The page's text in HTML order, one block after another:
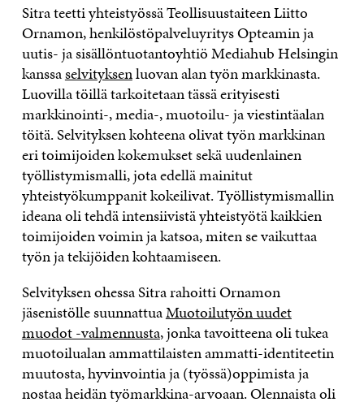
Sitra teetti yhteistyössä Teollisuustaiteen Liitto
Ornamon, henkilöstöpalveluyritys Opteamin ja
uutis- ja sisällöntuotantoyhtiö Mediahub Helsingin
kanssaselvityksenluovan alan työn markkinasta.
Luovilla töillä tarkoitetaan tässä erityisesti
markkinointi-, media-, muotoilu- ja viestintäalan
töitä. Selvityksen kohteena olivat työn markkinan
eri toimijoiden kokemukset sekä uudenlainen
työllistymismalli, jota edellä mainitut
yhteistyökumppanit kokeilivat. Työllistymismallin
ideana oli tehdä intensiivistä yhteistyötä kaikkien
toimijoiden voimin ja katsoa, miten se vaikuttaa
työn ja tekijöiden kohtaamiseen.
Selvityksen ohessa Sitra rahoitti Ornamon
jäsenistölle suunnattuaMuotoilutyön uudet
muodot -valmennusta, jonka tavoitteena oli tukea
muotoilualan ammattilaisten ammatti-identiteetin
muutosta, hyvinvointia ja (työssä)oppimista ja
nostaa heidän työmarkkina-arvoaan. Olennaista oli